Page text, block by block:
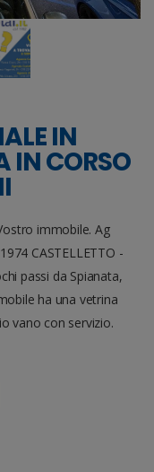
IN
IN CORSO
immobile. Ag
CASTELLETTO -
passi da Spianata,
ha una vetrina
vano con servizio.